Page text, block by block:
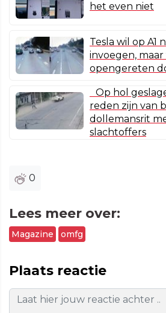
het even niet
Tesla wil op A1
invoegen,
opengereten
Op hol
reden zijn van
dollemansrit
slachtoffers
0
Lees meer over:
Magazine omfg
Plaats reactie